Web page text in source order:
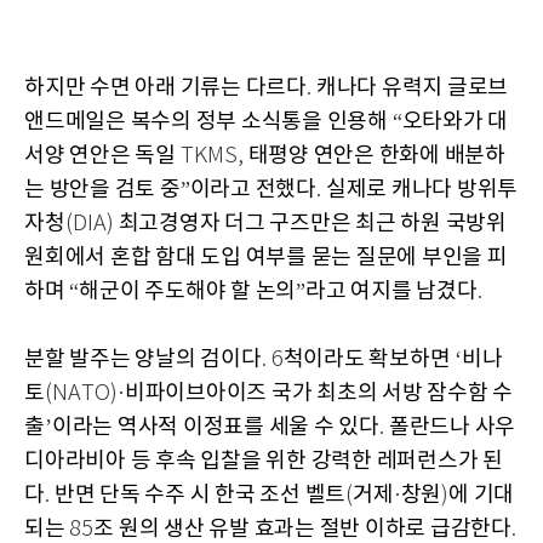
하지만 수면 아래 기류는 다르다. 캐나다 유력지 글로브
앤드메일은 복수의 정부 소식통을 인용해 “오타와가 대
서양 연안은 독일 TKMS, 태평양 연안은 한화에 배분하
는 방안을 검토 중”이라고 전했다. 실제로 캐나다 방위투
자청 (DIA) 최고경영자 더그 구즈만은 최근 하원 국방위
원회에서 혼합 함대 도입 여부를 묻는 질문에 부인을 피
하며 “해군이 주도해야 할 논의 ”라고 여지를 남겼다.
분할 발주는 양날의 검이다. 6척이라도 확보하면 ‘비나
토(NATO)·비파이브아이즈 국가 최초의 서방 잠수함 수
출’이라는 역사적 이정표를 세울 수 있다. 폴란드나 사우
디아라비아 등 후속 입찰을 위한 강력한 레퍼런스가 된
다. 반면 단독 수주 시 한국 조선 벨트(거제 ·창원 )에 기대
되는 85조 원의 생산 유발 효과는 절반 이하로 급감한다.